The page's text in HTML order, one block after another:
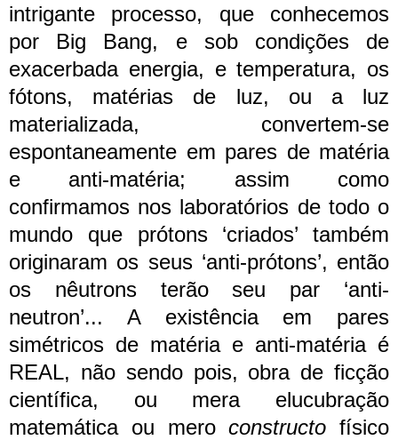
intrigante processo, que conhecemos
por Big Bang, e sob condições de
exacerbada energia, e temperatura, os
fótons, matérias de luz, ou a luz
materializada, convertem-se
espontaneamente em pares de matéria
e anti-matéria; assim como
confirmamos nos laboratórios de todo o
mundo que prótons ‘criados’ também
originaram os seus ‘anti-prótons’, então
os nêutrons terão seu par ‘anti-
neutron’... A existência em pares
simétricos de matéria e anti-matéria é
REAL, não sendo pois, obra de ficção
científica, ou mera elucubração
matemática ou meroconstructo físico